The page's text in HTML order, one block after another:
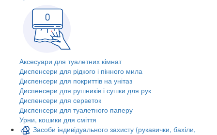
Аксесуари для туалетних кімнат
Диспенсери для рідкого і пінного мила
Диспенсери для покриттів на унітаз
Диспенсери для рушників і сушки для рук
Диспенсери для серветок
Диспенсери для туалетного паперу
Урни, кошики для сміття
Засоби індивідуального захисту (рукавички, бахіли,